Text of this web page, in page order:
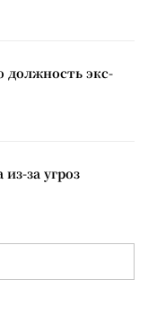
должность экс-
за угроз